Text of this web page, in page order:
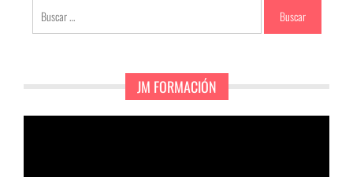
Buscar:
JM FORMACIÓN